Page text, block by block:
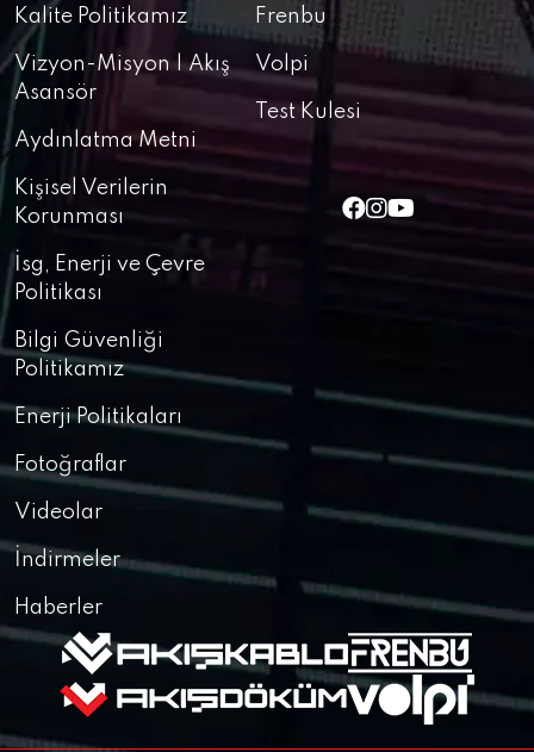
Kalite Politikamız
Vizyon-Misyon | Akış
Asansör
Aydınlatma Metni
Kişisel Verilerin
Korunması
İsg, Enerji ve Çevre
Politikası
Bilgi Güvenliği
Politikamız
Enerji Politikaları
Frenbu
Volpi
Test Kulesi
Fotoğraflar
Videolar
İndirmeler
Haberler